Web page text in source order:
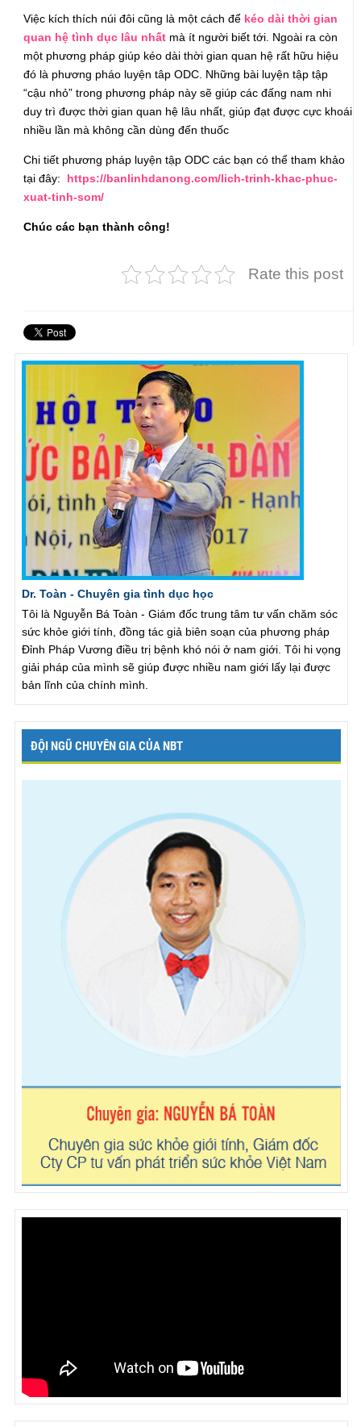
Việc kích thích núi đôi cũng là một cách để kéo dài thời gian
quan hệ tình dục lâu nhất mà ít người biết tới. Ngoài ra còn
một phương pháp giúp kéo dài thời gian quan hệ rất hữu hiệu
đó là phương pháo luyện tâp ODC. Những bài luyện tập tập
“cậu nhỏ” trong phương pháp này sẽ giúp các đấng nam nhi
duy trì được thời gian quan hệ lâu nhất, giúp đạt được cực khoái
nhiều lần mà không cần dùng đến thuốc
Chi tiết phương pháp luyện tập ODC các bạn có thể tham khảo
tại đây: https://banlinhdanong.com/lich-trinh-khac-phuc-
xuat-tinh-som/
Chúc các bạn thành công!
Rate this post
Dr. Toàn - Chuyên gia tình dục học
Tôi là Nguyễn Bá Toàn - Giám đốc trung tâm tư vấn chăm sóc
sức khỏe giới tính, đồng tác giả biên soạn của phương pháp
Đỉnh Pháp Vương điều trị bệnh khó nói ở nam giới. Tôi hi vọng
giải pháp của mình sẽ giúp được nhiều nam giới lấy lại được
bản lĩnh của chính mình.
ĐỘI NGŨ CHUYÊN GIA CỦA NBT